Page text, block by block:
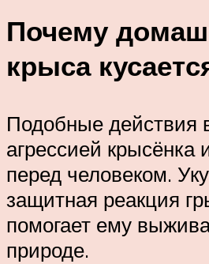
Почему
крыса
Подобные действия
агрессией крысёнка
перед человеком.
защитная реакция
помогает ему
природе.